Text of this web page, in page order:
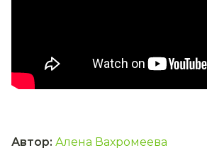
Автор: Алена Вахромеева